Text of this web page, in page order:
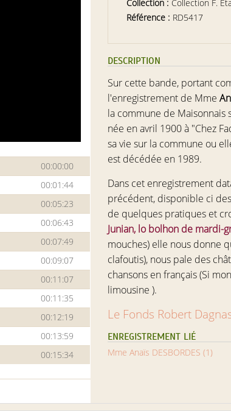
00:00:00
00:01:44
00:05:23
00:06:43
00:07:49
00:09:07
00:11:07
00:11:35
00:12:19
00:13:59
00:15:34
Collection : Collection F.
Référence : RD5417
DESCRIPTION
Sur cette bande, portant
l'enregistrement de Mme
la commune de Maisonnais
née en avril 1900 à "Chez
sa vie sur la commune ou
est décédée en 1989.
Dans cet enregistrement
précédent, disponible ci
de quelques pratiques et
Junian, lo bolhon de mardi-
mouches) elle nous donne
clafoutis), nous pale des
chansons en français (Si
limousine ).
Le Fonds Robert
ENREGISTREMENT LIÉ
Mme Anaïs DESBORDES (1)